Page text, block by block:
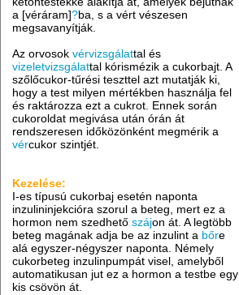
a [véráram]?ba, s a vért vészesen
megsavanyítják.
Az orvosokvérvizsgálattal és
vizeletvizsgálattal kórismézik a cukorbajt. A
szőlőcukor-tűrési teszttel azt mutatják ki,
hogy a test milyen mértékben használja fel
és raktározza ezt a cukrot. Ennek során
cukoroldat megivása után órán át
rendszeresen időközönként megmérik a
vércukor szintjét.
Kezelése:
I-es típusú cukorbaj esetén naponta
inzulininjekcióra szorul a beteg, mert ez a
hormon nem szedhetőszájon át. A legtöbb
beteg magának adja be az inzulint a bőre
alá egyszer-négyszer naponta. Némely
cukorbeteg inzulinpumpát visel, amelyből
automatikusan jut ez a hormon a testbe egy
kis csövön át.